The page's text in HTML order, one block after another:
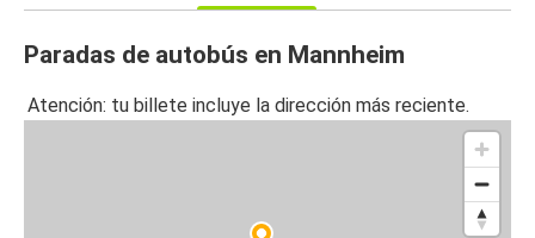
Paradas de autobús en Mannheim
Atención: tu billete incluye la dirección más reciente.